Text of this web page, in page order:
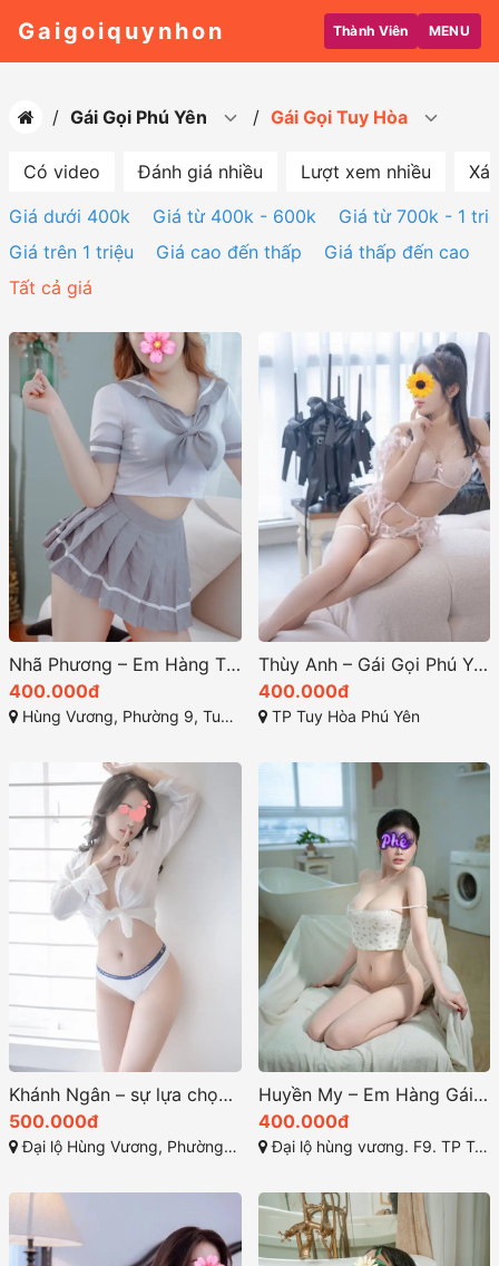
Gaigoiquynhon Thành Viên MENU
Gái Gọi Phú Yên Gái Gọi Tuy Hòa
Có video Đánh giá nhiều Lượt xem nhiều
Giá dưới 400k
Giá từ 400k - 600k
Giá từ 700k - 1
Giá trên 1 triệu
Giá cao đến thấp
Giá thấp đến cao
Tất cả giá
Nhã Phương – Em Hàng TP Tuy Hòa, Gái Miền Trung Xinh Xắn Dâm Đãng Cực Chiều Khách
400.000đ
Hùng Vương, Phường 9, Tuy Hòa, Phú Yên
Thùy Anh – Gái Gọi Phú Yên Xinh Teen Body Nuột Vú Mẩy Mông Cong Làm Tình Ngọt
400.000đ
TP Tuy Hòa Phú Yên
Khánh Ngân – sự lựa chọn hoàn hảo cho dân chơi tuy hòa
500.000đ
Đại lộ Hùng Vương, Phường 9, Tuy Hòa, Phú Yên
Huyền My – Em Hàng Gái Gọi Tuy Hòa Xinh Ngoan Chiều Khách
400.000đ
Đại lộ hùng vương. F9. TP Tuy Hoà